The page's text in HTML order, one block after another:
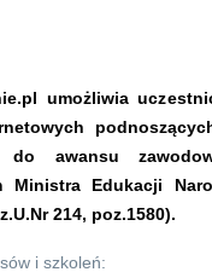
umożliwia
do awansu
Ministra Edukacji
214, poz.1580).
i szkoleń: